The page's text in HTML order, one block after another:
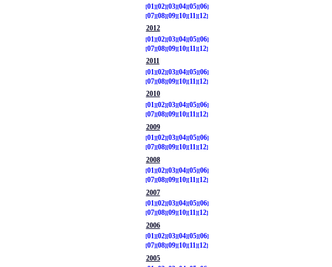
01
02 03 04 05 06
07 08 09 10 11
12
2012
01
02 03 04 05 06
07 08 09 10 11
12
2011
01
02 03 04 05 06
07 08 09 10 11
12
2010
01
02 03 04 05 06
07 08 09 10 11
12
2009
01
02 03 04 05 06
07 08 09 10 11
12
2008
01
02 03 04 05 06
07 08 09 10 11
12
2007
01
02 03 04 05 06
07 08 09 10 11
12
2006
01
02 03 04 05 06
07 08 09 10 11
12
2005